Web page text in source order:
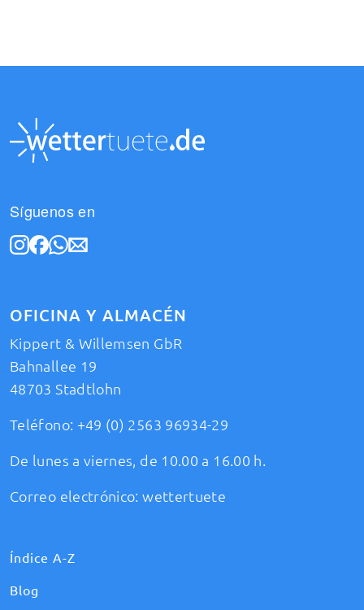
Síguenos en
OFICINA Y ALMACÉN
Kippert & Willemsen GbR
Bahnallee 19
48703 Stadtlohn
Teléfono: +49 (0) 2563 96934-29
De lunes a viernes, de 10.00 a 16.00 h.
Correo electrónico:wettertuete
Índice A-Z
Blog